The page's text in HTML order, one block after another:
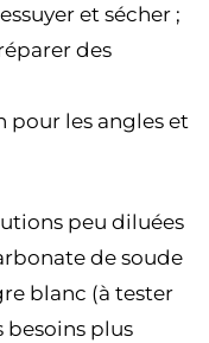
et sécher ;
des
pour les angles et
peu diluées
de soude
blanc (à tester
besoins plus